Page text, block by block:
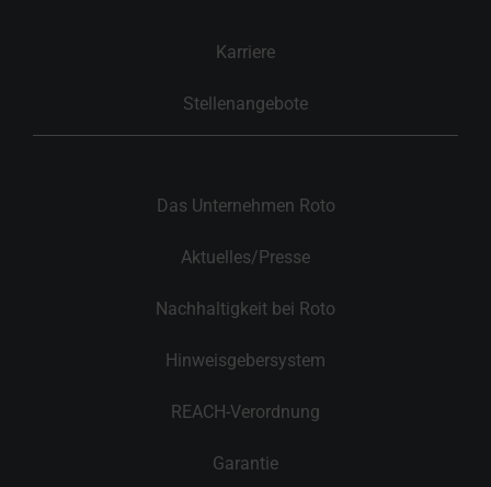
Karriere
Stellenangebote
Das Unternehmen Roto
Aktuelles/Presse
Nachhaltigkeit bei Roto
Hinweisgebersystem
REACH-Verordnung
Garantie